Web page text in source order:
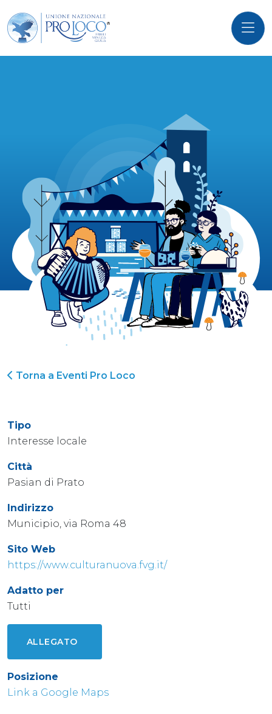
Torna a Eventi Pro Loco
Tipo
Interesse locale
Città
Pasian di Prato
Indirizzo
Municipio, via Roma 48
Sito Web
https://www.culturanuova.fvg.it/
Adatto per
Tutti
ALLEGATO
Posizione
Link a Google Maps